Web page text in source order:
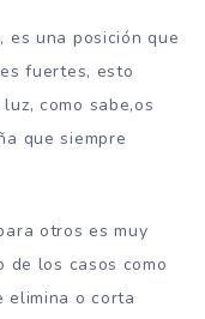
es una posición que
fuertes, esto
como sabe,os
que siempre
otros es muy
de los casos como
elimina o corta